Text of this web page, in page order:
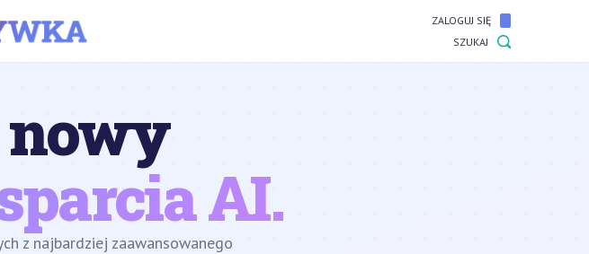
ZALOGUJ SIĘ
SZUKAJ
AI.
z najbardziej zaawansowanego